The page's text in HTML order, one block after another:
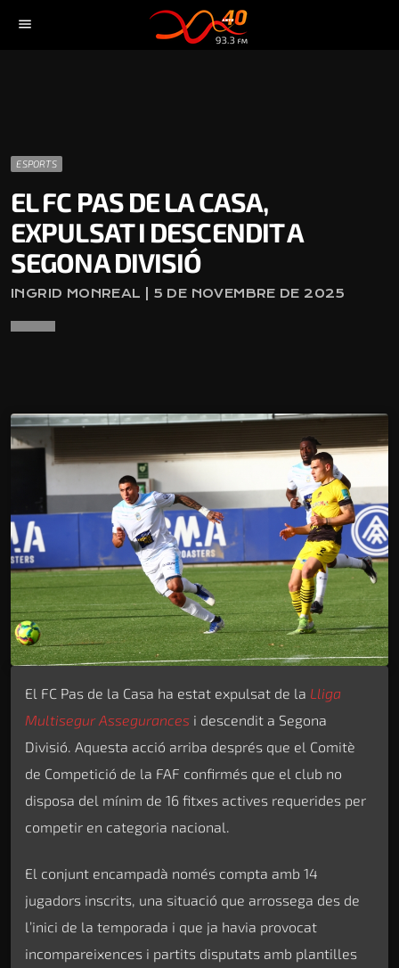
menu
ESPORTS
EL FC PAS DE LA CASA,
EXPULSAT I DESCENDIT A
SEGONA DIVISIÓ
INGRID MONREAL | 5 DE NOVEMBRE DE 2025
El FC Pas de la Casa ha estat expulsat de la Lliga
Multisegur Assegurances i descendit a Segona
Divisió. Aquesta acció arriba després que el Comitè
de Competició de la FAF confirmés que el club no
disposa del mínim de 16 fitxes actives requerides per
competir en categoria nacional.
El conjunt encampadà només compta amb 14
jugadors inscrits, una situació que arrossega des de
l’inici de la temporada i que ja havia provocat
incompareixences i partits disputats amb plantilles